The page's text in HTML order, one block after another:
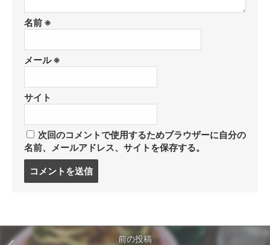
名前 ※
メール※
サイト
次回のコメントで使用するためブラウザーに自分の
名前、メールアドレス、サイトを保存する。
る
前の投稿